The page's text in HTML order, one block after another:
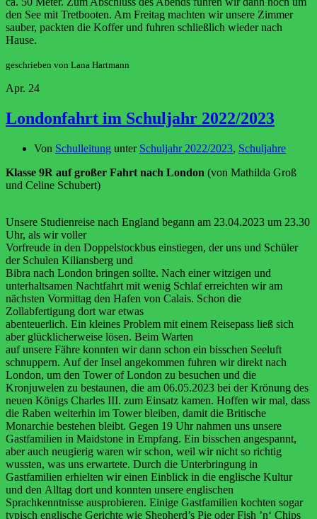
den See mit Tretbooten. Am Freitag machten wir unsere Zimmer
sauber, packten die Koffer und fuhren schließlich wieder nach
Hause.
geschrieben von Lana Hartmann
Apr. 24
Londonfahrt im Schuljahr 2022/2023
Von Schulleitung unter Schuljahr 2022/2023, Schuljahre
Klasse 9R auf großer Fahrt nach London (von Mathilda Groß
und Celine Schubert)
Unsere Studienreise nach England begann am 23.04.2023 um 23.30
Uhr, als wir voller
Vorfreude in den Doppelstockbus einstiegen, der uns und Schüler
der Schulen Kiliansberg und
Bibra nach London bringen sollte. Nach einer witzigen und
unterhaltsamen Nachtfahrt mit wenig Schlaf erreichten wir am
nächsten Vormittag den Hafen von Calais. Schon die
Zollabfertigung dort war etwas
abenteuerlich. Ein kleines Problem mit einem Reisepass ließ sich
aber glücklicherweise lösen. Beim Warten
auf unsere Fähre konnten wir dann schon ein bisschen Seeluft
schnuppern. Auf der Insel angekommen fuhren wir direkt nach
London, um den Tower of London zu besuchen und die
Kronjuwelen zu bestaunen, die am 06.05.2023 bei der Krönung des
neuen Königs Charles III. zum Einsatz kamen. Hoffen wir mal, dass
die Raben weiterhin im Towerbleiben, damit die Britische
Monarchie bestehen bleibt. Gegen 19 Uhr nahmen uns unsere
Gastfamilien in Maidstone in Empfang. Ein bisschen angespannt,
aber auch neugierig waren wir schon, weil wir nicht so richtig
wussten, was uns erwartete. Durch die Unterbringung in
Gastfamilien erhielten wir einen Einblick in die englische Kultur
und den Alltag dort und konnten unsere englischen
Sprachkenntnisse ausprobieren. Einige Gastfamilien kochten sogar
typisch englische Gerichte wie Shepherd’s Pie oder Fish ’n‘ Chips